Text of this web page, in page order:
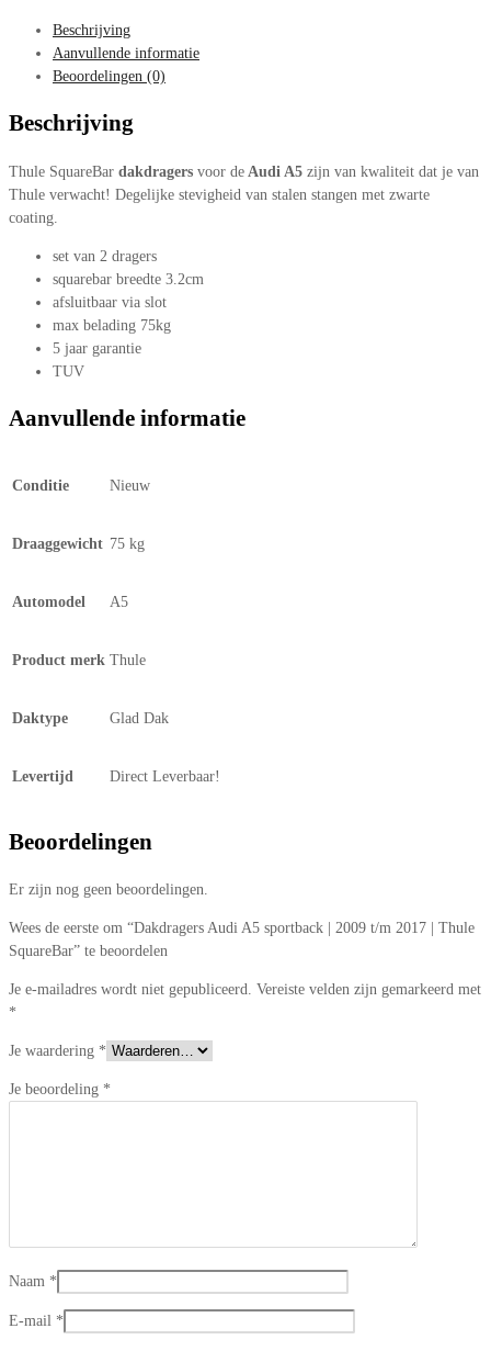
Beschrijving
Aanvullende informatie
Beoordelingen (0)
Beschrijving
Thule SquareBar dakdragers voor de Audi A5 zijn van kwaliteit dat je van
Thule verwacht! Degelijke stevigheid van stalen stangen met zwarte
coating.
set van 2 dragers
squarebar breedte 3.2cm
afsluitbaar via slot
max belading 75kg
5 jaar garantie
TUV
Aanvullende informatie
Conditie Nieuw
Draaggewicht 75 kg
Automodel A5
Product merk Thule
Daktype Glad Dak
Levertijd Direct Leverbaar!
Beoordelingen
Er zijn nog geen beoordelingen.
Wees de eerste om “Dakdragers Audi A5 sportback | 2009 t/m 2017 | Thule
SquareBar” te beoordelen
Je e-mailadres wordt niet gepubliceerd. Vereiste velden zijn gemarkeerd met
*
Je waardering *
Je beoordeling *
Naam *
E-mail *